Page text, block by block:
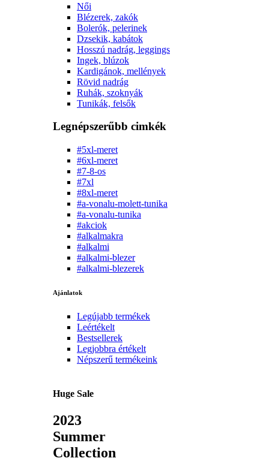
Női
Blézerek, zakók
Bolerók, pelerinek
Dzsekik, kabátok
Hosszú nadrág, leggings
Ingek, blúzok
Kardigánok, mellények
Rövid nadrág
Ruhák, szoknyák
Tunikák, felsők
Legnépszerűbb cimkék
#5xl-meret
#6xl-meret
#7-8-os
#7xl
#8xl-meret
#a-vonalu-molett-tunika
#a-vonalu-tunika
#akciok
#alkalmakra
#alkalmi
#alkalmi-blezer
#alkalmi-blezerek
Ajánlatok
Legújabb termékek
Leértékelt
Bestsellerek
Legjobbra értékelt
Népszerű termékeink
Huge Sale
2023
Summer
Collection